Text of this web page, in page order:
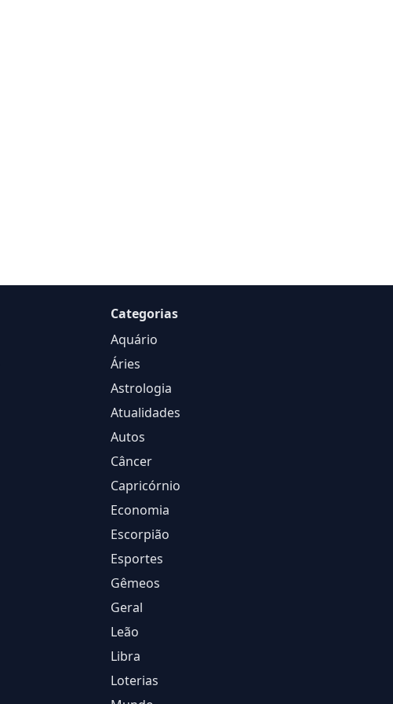
Categorias
Aquário
Áries
Astrologia
Atualidades
Autos
Câncer
Capricórnio
Economia
Escorpião
Esportes
Gêmeos
Geral
Leão
Libra
Loterias